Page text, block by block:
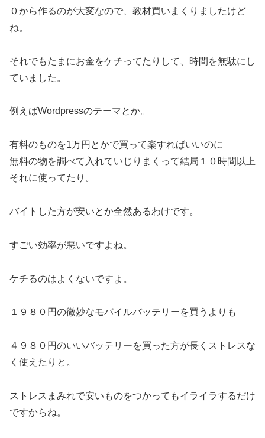
０から作るのが大変なので、教材買いまくりましたけど
ね。
それでもたまにお金をケチってたりして、時間を無駄にし
ていました。
例えばWordpressのテーマとか。
有料のものを1万円とかで買って楽すればいいのに
無料の物を調べて入れていじりまくって結局１０時間以上
それに使ってたり。
バイトした方が安いとか全然あるわけです。
すごい効率が悪いですよね。
ケチるのはよくないですよ。
１９８０円の微妙なモバイルバッテリーを買うよりも
４９８０円のいいバッテリーを買った方が長くストレスな
く使えたりと。
ストレスまみれで安いものをつかってもイライラするだけ
ですからね。